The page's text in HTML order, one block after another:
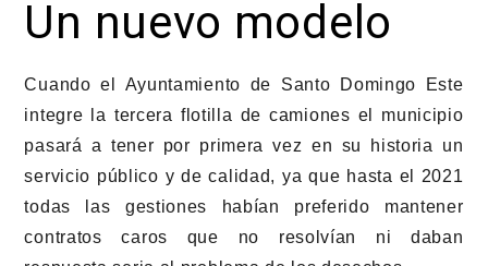
Un nuevo modelo
Cuando el Ayuntamiento de Santo Domingo Este
integre la tercera flotilla de camiones el municipio
pasará a tener por primera vez en su historia un
servicio público y de calidad, ya que hasta el 2021
todas las gestiones habían preferido mantener
contratos caros que no resolvían ni daban